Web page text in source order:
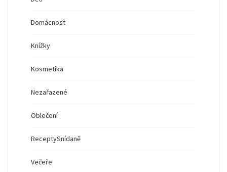
Domácnost
Knížky
Kosmetika
Nezařazené
Oblečení
ReceptySnídaně
Večeře